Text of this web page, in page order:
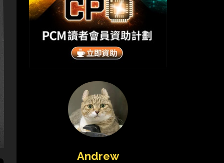
Andrew